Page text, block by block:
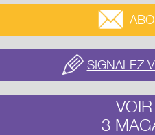
SIGNALEZ
3